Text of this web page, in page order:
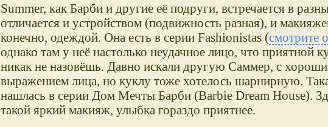
Summer, как Барби и другие её подруги, встречается в
отличается и устройством (подвижность разная), и
конечно, одеждой. Она есть в серии Fashionistas (смотрите
однако там у неё настолько неудачное лицо, что приятной
никак не назовёшь. Давно искали другую Саммер, с
выражением лица, но куклу тоже хотелось шарнирную.
нашлась в серии Дом Мечты Барби (Barbie Dream House).
такой яркий макияж, улыбка гораздо приятнее.